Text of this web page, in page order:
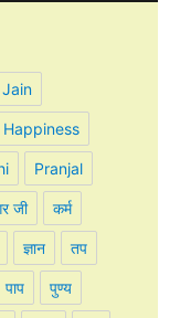
Jain
Happiness
Pranjal
जी कर्म
ज्ञान तप
पाप पुण्य